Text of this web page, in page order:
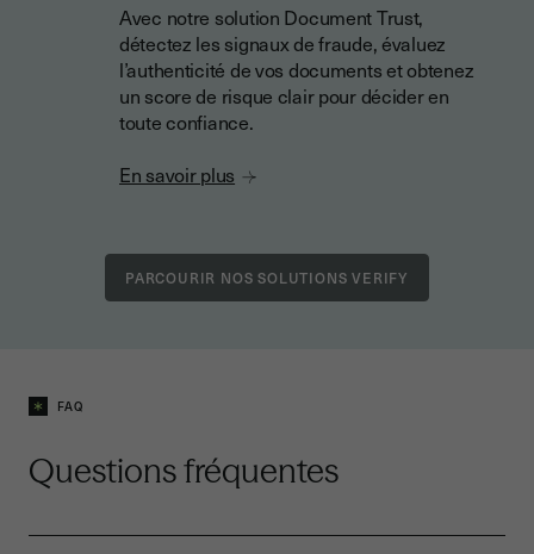
Avec notre solution Document Trust,
détectez les signaux de fraude, évaluez
l’authenticité de vos documents et obtenez
un score de risque clair pour décider en
toute confiance.
En savoir plus
PARCOURIR NOS SOLUTIONS VERIFY
FAQ
Questions fréquentes